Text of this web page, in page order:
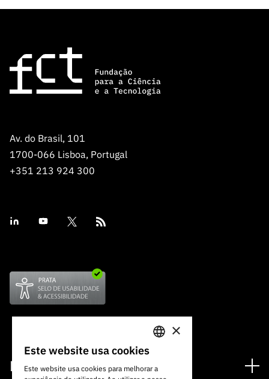
Av. do Brasil, 101
1700-066 Lisboa, Portugal
+351 213 924 300
Financiamento
PORTUGUESE
×
Este website usa cookies
Este website usa cookies para melhorar a